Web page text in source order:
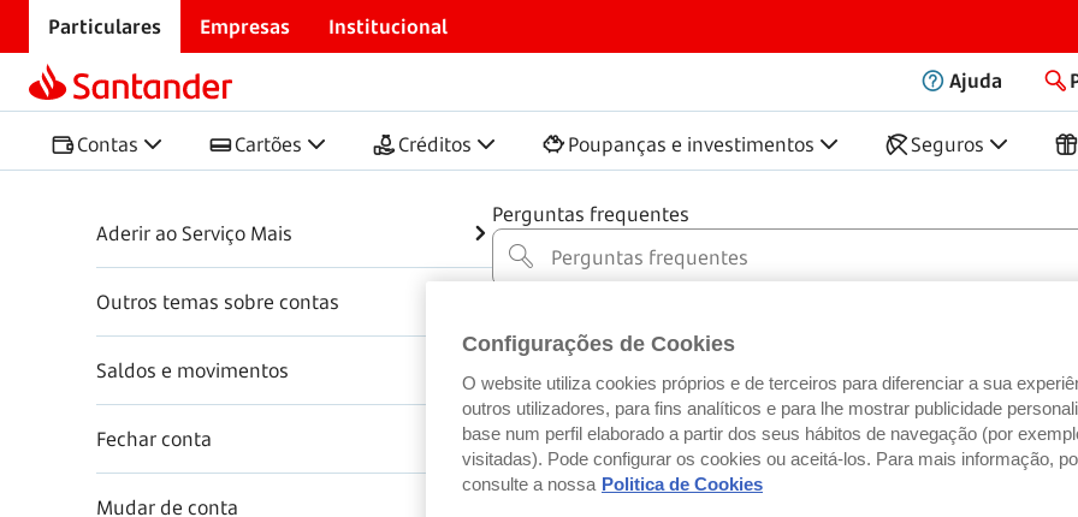
Particulares Empresas Institucional
Ajuda
Contas Cartões Créditos Poupanças e investimentos Seguros
Início Centro de Ajuda Contas
Contas
Perguntas frequentes
Aderir ao Serviço Mais
Outros temas sobre contas
Saldos e movimentos
Fechar conta
Mudar de conta
Configurações de Cookies
O website utiliza cookies próprios e de terceiros para diferenciar a sua
outros utilizadores, para fins analíticos e para lhe mostrar publicidade
base num perfil elaborado a partir dos seus hábitos de navegação (por
visitadas). Pode configurar os cookies ou aceitá-los. Para mais informação,
consulte a nossa Politica de Cookies